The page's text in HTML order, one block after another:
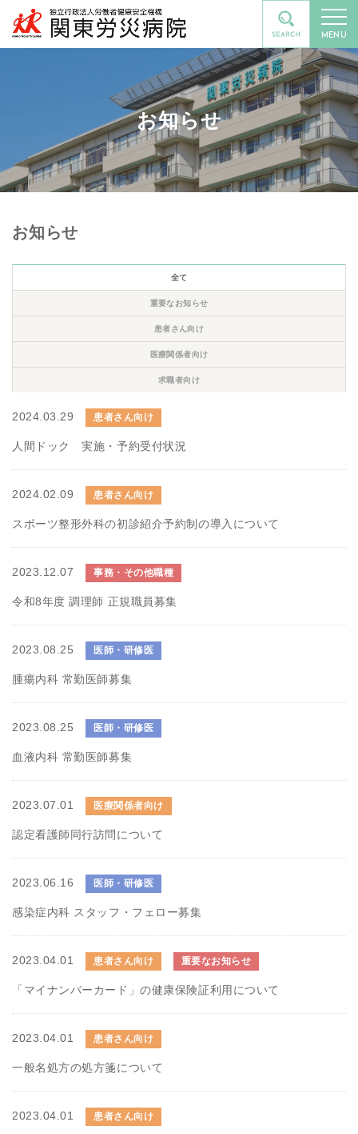
MENU
お知らせ
お知らせ
全て
重要なお知らせ
患者さん向け
医療関係者向け
求職者向け
2024.03.29 患者さん向け
人間ドック 実施・予約受付状況
2024.02.09 患者さん向け
スポーツ整形外科の初診紹介予約制の導入について
2023.12.07 事務・その他職種
令和8年度 調理師 正規職員募集
2023.08.25 医師・研修医
腫瘍内科 常勤医師募集
2023.08.25 医師・研修医
血液内科 常勤医師募集
2023.07.01 医療関係者向け
認定看護師同行訪問について
2023.06.16 医師・研修医
感染症内科 スタッフ・フェロー募集
2023.04.01 患者さん向け 重要なお知らせ
「マイナンバーカード」の健康保険証利用について
2023.04.01 患者さん向け
一般名処方の処方箋について
2023.04.01 患者さん向け